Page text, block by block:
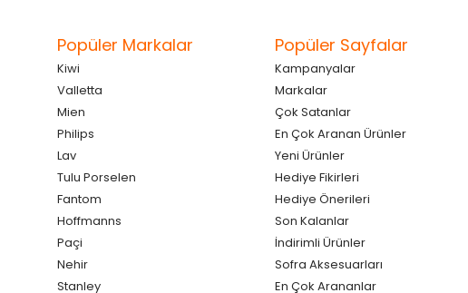
Popüler Markalar
Kiwi
Valletta
Mien
Philips
Lav
Tulu Porselen
Fantom
Hoffmanns
Paçi
Nehir
Stanley
Popüler Sayfalar
Kampanyalar
Markalar
Çok Satanlar
En Çok Aranan Ürünler
Yeni Ürünler
Hediye Fikirleri
Hediye Önerileri
Son Kalanlar
İndirimli Ürünler
Sofra Aksesuarları
En Çok Arananlar